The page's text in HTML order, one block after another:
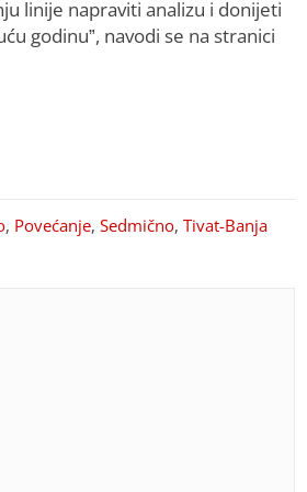
linije napraviti analizu i donijeti
godinu”, navodi se na stranici
, Povećanje,Sedmično,Tivat-Banja